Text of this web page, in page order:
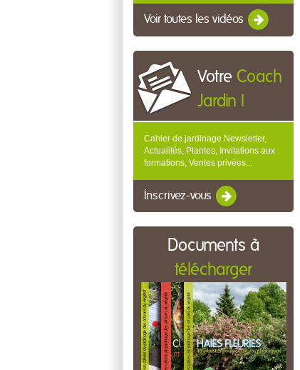
Voir toutes les vidéos
Votre Coach
Jardin !
Cahier de jardinage Newsletter,
Actualités, Plantes, Invitations aux
formations, Ventes privées...
Inscrivez-vous
Documents à
télécharger